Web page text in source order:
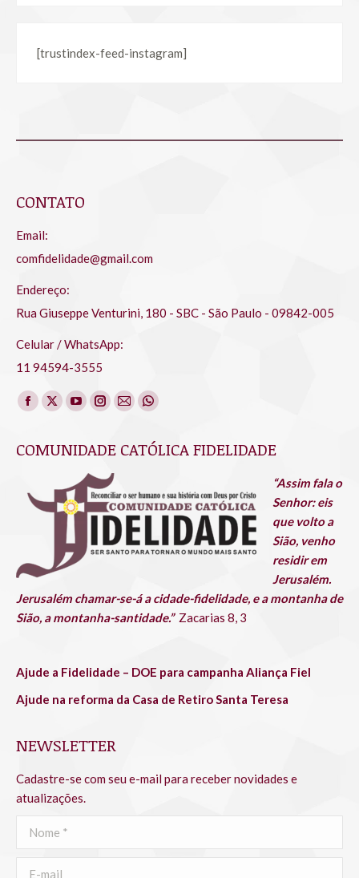
[trustindex-feed-instagram]
CONTATO
Email:
comfidelidade@gmail.com
Endereço:
Rua Giuseppe Venturini, 180 - SBC - São Paulo - 09842-005
Celular / WhatsApp:
11 94594-3555
Encontre-nos em:
Facebook
opens
new
window
X
opens
new
window
YouTube
opens
new
window
Instagram
opens
new
window
Mail
opens
new
window
Whatsapp
opens
new
window
COMUNIDADE CATÓLICA FIDELIDADE
“Assim fala o
Senhor: eis
que volto a
Sião, venho
residir em
Jerusalém.
Jerusalém chamar-se-á a cidade-fidelidade, e a montanha de
Sião, a montanha-santidade.” Zacarias 8, 3
Ajude a Fidelidade – DOE para campanha Aliança Fiel
Ajude na reforma da Casa de Retiro Santa Teresa
NEWSLETTER
Cadastre-se com seu e-mail para receber novidades e
atualizações.
Nome *
E-mail